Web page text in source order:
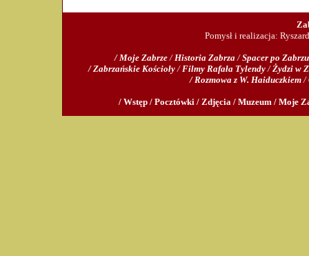
Pomysł i realizacja:
/ Moje Zabrze/Historia Zabrza/Spacer po Zabrzu
/ Zabrzańskie Kościoły/Filmy Rafała Tylendy/Żydzi w
/ Rozmowa z W. Haiduczkiem/
/ Wstęp / Pocztówki / Zdjęcia / Muzeum / Moje